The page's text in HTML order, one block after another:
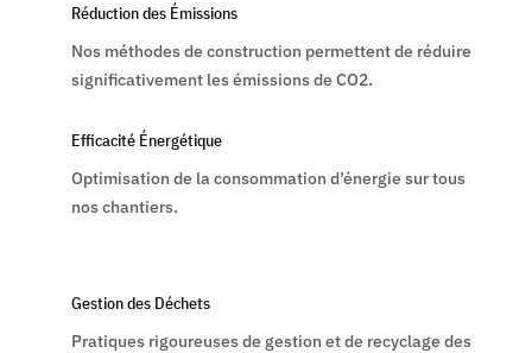
Réduction des Émissions
Nos méthodes de construction permettent de réduire
significativement les émissions de CO2.
Efficacité Énergétique
Optimisation de la consommation d’énergie sur tous
nos chantiers.
Gestion des Déchets
Pratiques rigoureuses de gestion et de recyclage des